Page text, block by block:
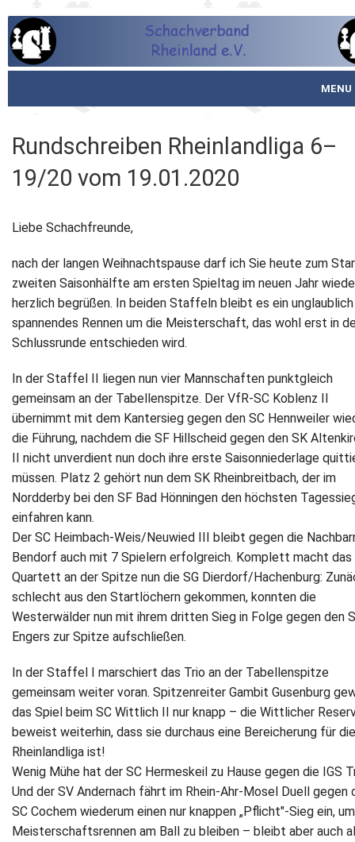
MENU
Schachjugend
Meistertafel
Fotos
Service
Newsletter
Kontakt
Impressum
Datenschutz
Rundschreiben Rheinlandliga 6–
19/20 vom 19.01.2020
Liebe Schachfreunde,
nach der langen Weihnachtspause darf ich Sie heute zum
zweiten Saisonhälfte am ersten Spieltag im neuen Jahr
herzlich begrüßen. In beiden Staffeln bleibt es ein unglaublich
spannendes Rennen um die Meisterschaft, das wohl erst in
Schlussrunde entschieden wird.
In der Staffel II liegen nun vier Mannschaften punktgleich
gemeinsam an der Tabellenspitze. Der VfR-SC Koblenz II
übernimmt mit dem Kantersieg gegen den SC Hennweiler
die Führung, nachdem die SF Hillscheid gegen den SK
II nicht unverdient nun doch ihre erste Saisonniederlage
müssen. Platz 2 gehört nun dem SK Rheinbreitbach, der im
Nordderby bei den SF Bad Hönningen den höchsten
einfahren kann.
Der SC Heimbach-Weis/Neuwied III bleibt gegen die
Bendorf auch mit 7 Spielern erfolgreich. Komplett macht das
Quartett an der Spitze nun die SG Dierdorf/Hachenburg:
schlecht aus den Startlöchern gekommen, konnten die
Westerwälder nun mit ihrem dritten Sieg in Folge gegen den
Engers zur Spitze aufschließen.
In der Staffel I marschiert das Trio an der Tabellenspitze
gemeinsam weiter voran. Spitzenreiter Gambit Gusenburg
das Spiel beim SC Wittlich II nur knapp – die Wittlicher
beweist weiterhin, dass sie durchaus eine Bereicherung für die
Rheinlandliga ist!
Wenig Mühe hat der SC Hermeskeil zu Hause gegen die IGS
Und der SV Andernach fährt im Rhein-Ahr-Mosel Duell gegen
SC Cochem wiederum einen nur knappen „Pflicht"-Sieg ein,
Meisterschaftsrennen am Ball zu bleiben – bleibt aber auch